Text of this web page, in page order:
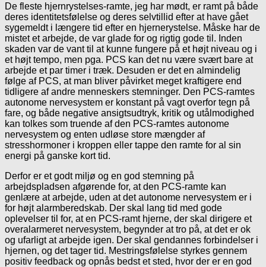
De fleste hjernrystelses-ramte, jeg har mødt, er ramt på både
deres identitetsfølelse og deres selvtillid efter at have gået
sygemeldt i længere tid efter en hjernerystelse. Måske har de
mistet et arbejde, de var glade for og rigtig gode til. Inden
skaden var de vant til at kunne fungere på et højt niveau og i
et højt tempo, men pga. PCS kan det nu være svært bare at
arbejde et par timer i træk. Desuden er det en almindelig
følge af PCS, at man bliver påvirket meget kraftigere end
tidligere af andre menneskers stemninger. Den PCS-ramtes
autonome nervesystem er konstant på vagt overfor tegn på
fare, og både negative ansigtsudtryk, kritik og utålmodighed
kan tolkes som truende af den PCS-ramtes autonome
nervesystem og enten udløse store mængder af
stresshormoner i kroppen eller tappe den ramte for al sin
energi på ganske kort tid.
Derfor er et godt miljø og en god stemning på
arbejdspladsen afgørende for, at den PCS-ramte kan
genlære at arbejde, uden at det autonome nervesystem er i
for højt alarmberedskab. Der skal lang tid med gode
oplevelser til for, at en PCS-ramt hjerne, der skal dirigere et
overalarmeret nervesystem, begynder at tro på, at det er ok
og ufarligt at arbejde igen. Der skal gendannes forbindelser i
hjernen, og det tager tid. Mestringsfølelse styrkes gennem
positiv feedback og opnås bedst et sted, hvor der er en god